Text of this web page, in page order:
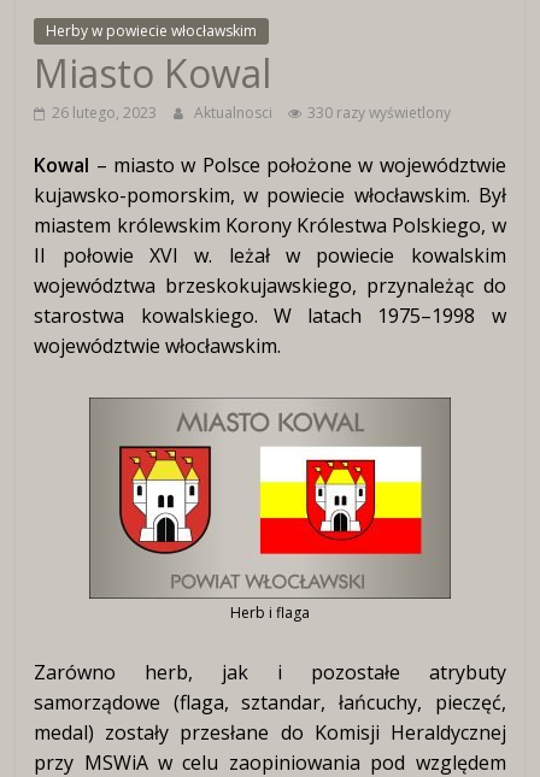
Herby w powiecie włocławskim
Miasto Kowal
26 lutego, 2023 Aktualnosci 330 razy wyświetlony
Kowal – miasto w Polsce położone w województwie
kujawsko-pomorskim, w powiecie włocławskim. Był
miastem królewskim Korony Królestwa Polskiego, w
II połowie XVI w. leżał w powiecie kowalskim
województwa brzeskokujawskiego, przynależąc do
starostwa kowalskiego. W latach 1975–1998 w
województwie włocławskim.
Herb i flaga
Zarówno herb, jak i pozostałe atrybuty
samorządowe (flaga, sztandar, łańcuchy, pieczęć,
medal) zostały przesłane do Komisji Heraldycznej
przy MSWiA w celu zaopiniowania pod względem